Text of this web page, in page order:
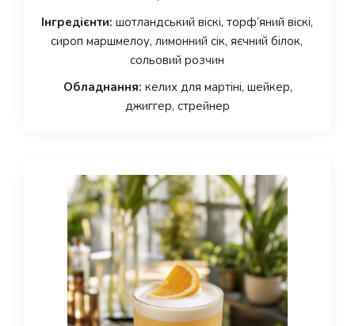
Інгредієнти: шотландський віскі, торф’яний віскі,
сироп маршмелоу, лимонний сік, яєчний білок,
сольовий розчин
Обладнання: келих для мартіні, шейкер,
джиггер, стрейнер